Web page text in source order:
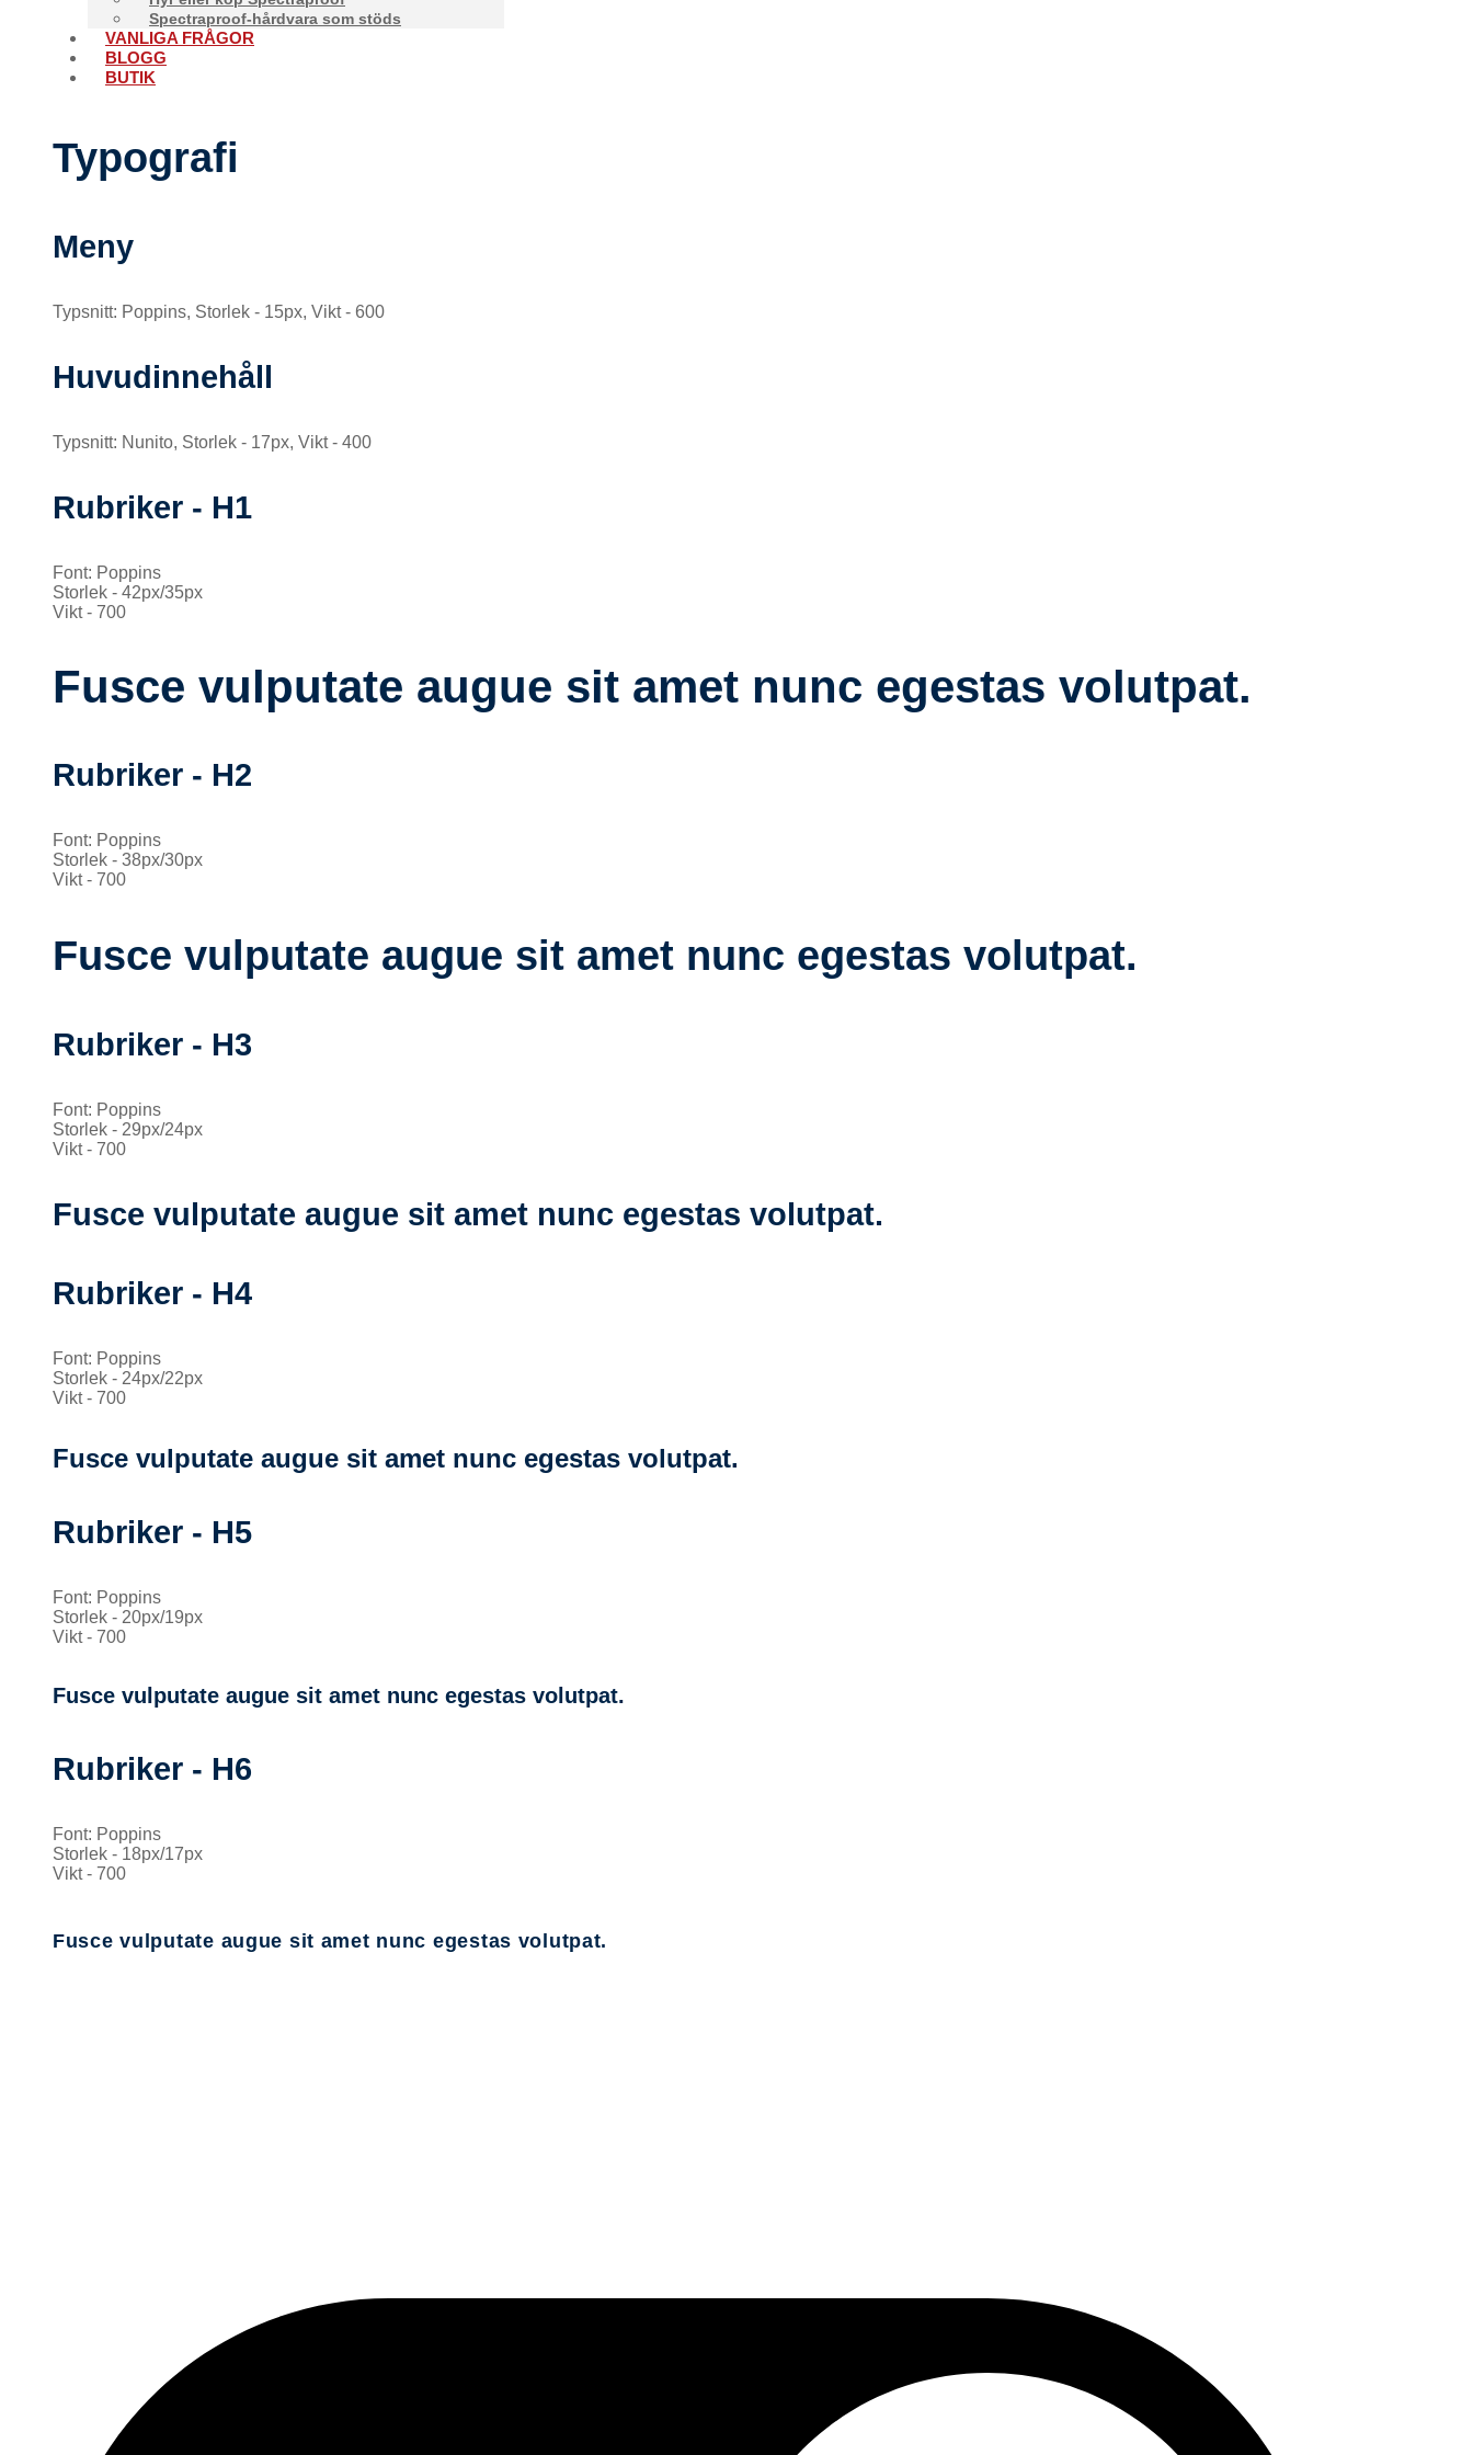
Spectraproof-hårdvara som stöds
VANLIGA FRÅGOR
BLOGG
BUTIK
Typografi
Meny
Typsnitt: Poppins, Storlek - 15px, Vikt - 600
Huvudinnehåll
Typsnitt: Nunito, Storlek - 17px, Vikt - 400
Rubriker - H1
Font: Poppins
Storlek - 42px/35px
Vikt - 700
Fusce vulputate augue sit amet nunc egestas volutpat.
Rubriker - H2
Font: Poppins
Storlek - 38px/30px
Vikt - 700
Fusce vulputate augue sit amet nunc egestas volutpat.
Rubriker - H3
Font: Poppins
Storlek - 29px/24px
Vikt - 700
Fusce vulputate augue sit amet nunc egestas volutpat.
Rubriker - H4
Font: Poppins
Storlek - 24px/22px
Vikt - 700
Fusce vulputate augue sit amet nunc egestas volutpat.
Rubriker - H5
Font: Poppins
Storlek - 20px/19px
Vikt - 700
Fusce vulputate augue sit amet nunc egestas volutpat.
Rubriker - H6
Font: Poppins
Storlek - 18px/17px
Vikt - 700
Fusce vulputate augue sit amet nunc egestas volutpat.